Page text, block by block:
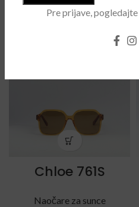
Pre prijave, pogledajte
POVEZANI
Chloe 761S
Naočare za sunce